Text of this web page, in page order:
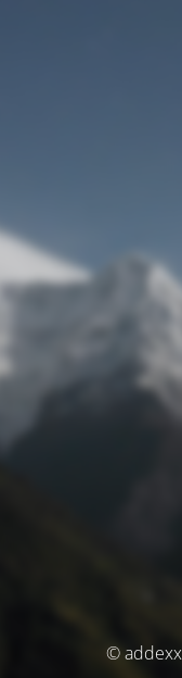
©